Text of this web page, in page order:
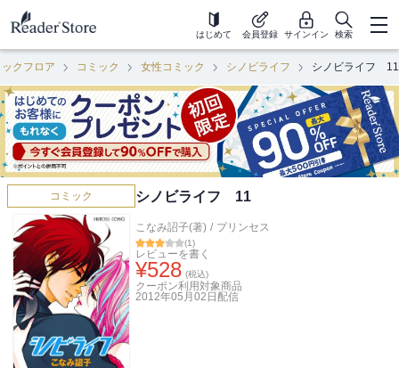
はじめて 会員登録 サインイン 検索
クフロア コミック 女性コミック シノビライフ シノビライフ 11
コミック シノビライフ 11
こなみ詔子(著) / プリンセス
(1)
レビューを書く
¥528 (税込)
クーポン利用対象商品
2012年05月02日 配信